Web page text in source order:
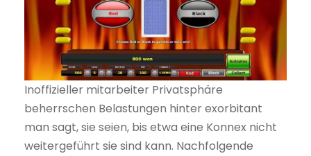
Inoffizieller mitarbeiter Privatsphäre
beherrschen Belastungen hinter exorbitant
man sagt, sie seien, bis etwa eine Konnex nicht
weitergeführt sie sind kann. Nachfolgende